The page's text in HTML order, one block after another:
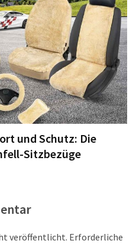
und Schutz: Die
Sitzbezüge
veröffentlicht. Erforderliche